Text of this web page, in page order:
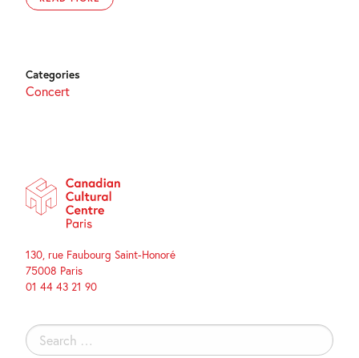
Categories
Concert
130, rue Faubourg Saint-Honoré
75008 Paris
01 44 43 21 90
Search
for: